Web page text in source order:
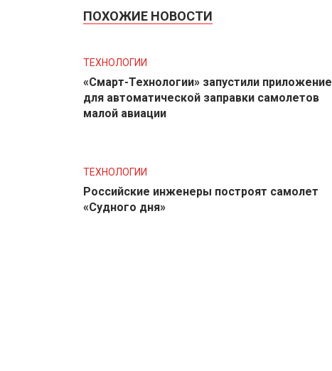
ПОХОЖИЕ НОВОСТИ
ТЕХНОЛОГИИ
«Смарт-Технологии» запустили приложение
для автоматической заправки самолетов
малой авиации
ТЕХНОЛОГИИ
Российские инженеры построят самолет
«Судного дня»